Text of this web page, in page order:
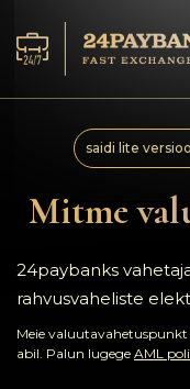
Teenus
Reservid
Tagasiside
Mitme
saidi lite
24paybanks
rahvusvaheliste
Meie
abil. Palun lugege AML